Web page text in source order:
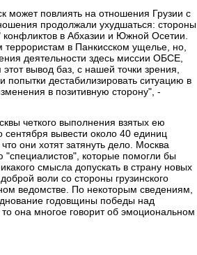
может повлиять на отношения Грузии с
продолжали ухудшаться: стороны
в Абхазии и Южной Осетии.
в Панкисском ущелье, но,
деятельности здесь миссии ОБСЕ,
вывод баз, с нашей точки зрения,
попытки дестабилизировать ситуацию в
в позитивную сторону", -
четкого выполнения взятых ею
сентября вывести около 40 единиц
они хотят затянуть дело. Москва
"специалистов", которые помогли бы
смысла допускать в страну новых
воли со стороны грузинского
ведомстве. По некоторым сведениям,
годовщины победы над
она многое говорит об эмоциональном